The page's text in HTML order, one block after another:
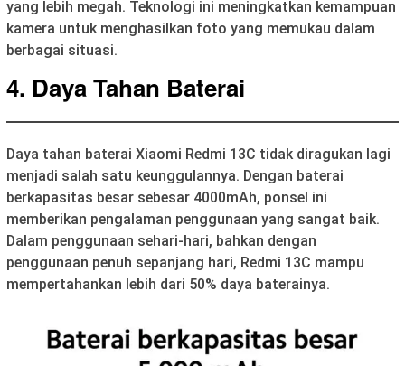
yang lebih megah. Teknologi ini meningkatkan kemampuan
kamera untuk menghasilkan foto yang memukau dalam
berbagai situasi.
4. Daya Tahan Baterai
Daya tahan baterai Xiaomi Redmi 13C tidak diragukan lagi
menjadi salah satu keunggulannya. Dengan baterai
berkapasitas besar sebesar 4000mAh, ponsel ini
memberikan pengalaman penggunaan yang sangat baik.
Dalam penggunaan sehari-hari, bahkan dengan
penggunaan penuh sepanjang hari, Redmi 13C mampu
mempertahankan lebih dari 50% daya baterainya.